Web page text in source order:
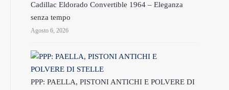
Cadillac Eldorado Convertible 1964 – Eleganza
senza tempo
Agosto 6, 2026
PPP: PAELLA, PISTONI ANTICHI E POLVERE DI